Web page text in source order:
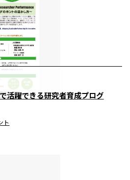
活躍できる研究者育成プログ
ト